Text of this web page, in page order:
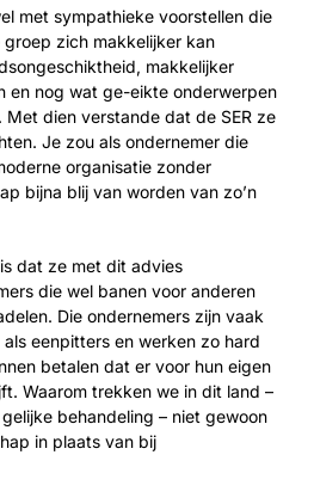
met sympathieke voorstellen die
zich makkelijker kan
makkelijker
en nog wat ge-eikte onderwerpen
dien verstande dat de SER ze
Je zou als ondernemer die
organisatie zonder
bijna blij van worden van zo’n
dat ze met dit advies
die wel banen voor anderen
Die ondernemers zijn vaak
eenpitters en werken zo hard
betalen dat er voor hun eigen
Waarom trekken we in dit land –
behandeling – niet gewoon
in plaats van bij